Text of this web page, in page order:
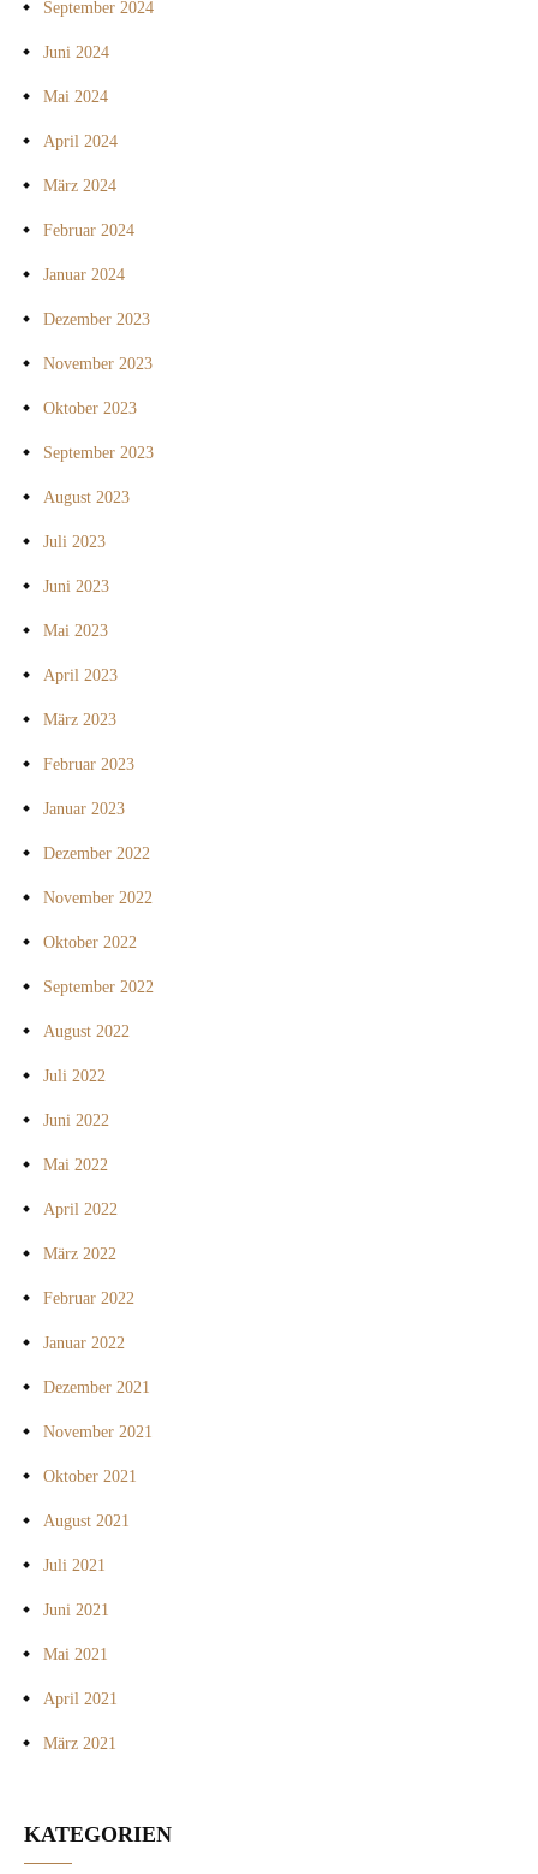
September 2024
Juni 2024
Mai 2024
April 2024
März 2024
Februar 2024
Januar 2024
Dezember 2023
November 2023
Oktober 2023
September 2023
August 2023
Juli 2023
Juni 2023
Mai 2023
April 2023
März 2023
Februar 2023
Januar 2023
Dezember 2022
November 2022
Oktober 2022
September 2022
August 2022
Juli 2022
Juni 2022
Mai 2022
April 2022
März 2022
Februar 2022
Januar 2022
Dezember 2021
November 2021
Oktober 2021
August 2021
Juli 2021
Juni 2021
Mai 2021
April 2021
März 2021
KATEGORIEN